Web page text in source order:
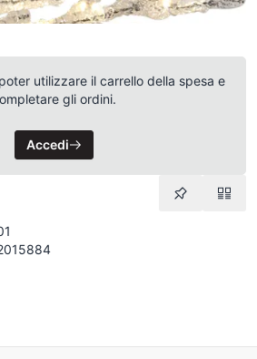
utilizzare il carrello della spesa e
gli ordini.
Accedi